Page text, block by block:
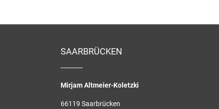
SAARBRÜCKEN
Mirjam Altmeier-Koletzki
66119 Saarbrücken